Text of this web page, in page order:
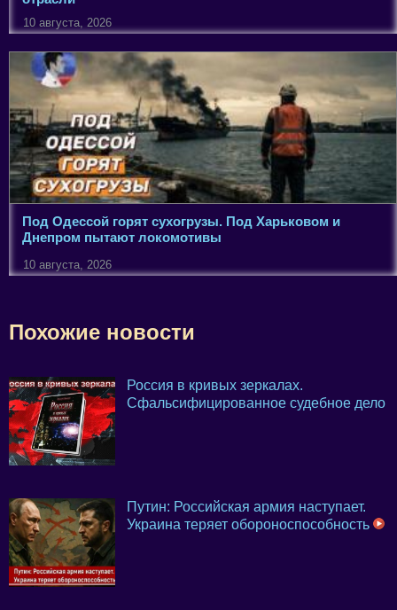
10 августа, 2026
Под Одессой горят сухогрузы. Под Харьковом и
Днепром пытают локомотивы
10 августа, 2026
Похожие новости
Россия в кривых зеркалах.
Сфальсифицированное судебное дело
Путин: Российская армия наступает.
Украина теряет обороноспособность